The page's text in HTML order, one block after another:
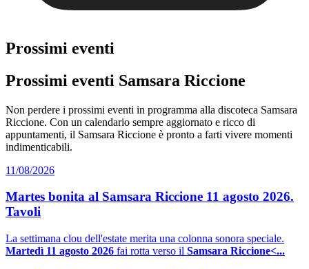
Prossimi eventi
Prossimi eventi Samsara Riccione
Non perdere i prossimi eventi in programma alla discoteca Samsara
Riccione. Con un calendario sempre aggiornato e ricco di
appuntamenti, il Samsara Riccione è pronto a farti vivere momenti
indimenticabili.
11/08/2026
Martes bonita al Samsara Riccione 11 agosto 2026.
Tavoli
La settimana clou dell'estate merita una colonna sonora speciale.
Martedì 11 agosto 2026 fai rotta verso il Samsara Riccione<...